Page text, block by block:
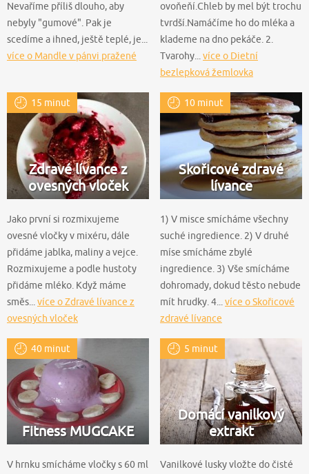
Nevaříme příliš dlouho, aby
nebyly "gumové". Pak je
scedíme a ihned, ještě teplé, je...
více o Mandle v pánvi pražené
ovoňeňí.Chleb by mel být trochu
tvrdší.Namáčíme ho do mléka a
klademe na dno pekáče. 2.
Tvarohy...více o Dietní
bezlepková žemlovka
15 minut
Zdravé lívance z
ovesných vloček
Jako první si rozmixujeme
ovesné vločky v mixéru, dále
přidáme jablka, maliny a vejce.
Rozmixujeme a podle hustoty
přidáme mléko. Když máme
směs... více o Zdravé lívance z
ovesných vloček
10 minut
Skořicové zdravé
lívance
1) V misce smícháme všechny
suché ingredience. 2) V druhé
míse smícháme zbylé
ingredience. 3) Vše smícháme
dohromady, dokud těsto nebude
mít hrudky. 4... více o Skořicové
zdravé lívance
40 minut
Fitness MUGCAKE
V hrnku smícháme vločky s 60 ml
5 minut
Domácí vanilkový
extrakt
Vanilkové lusky vložte do čisté